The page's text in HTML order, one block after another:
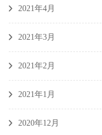
2021年4月
2021年3月
2021年2月
2021年1月
2020年12月